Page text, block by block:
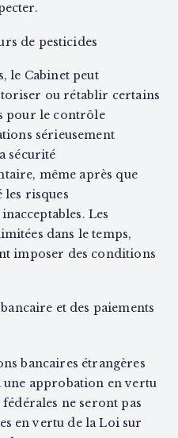
de pesticides
le Cabinet peut
ou rétablir certains
pour le contrôle
sérieusement
sécurité
même après que
les risques
Les
dans le temps,
imposer des conditions
et des paiements
bancaires étrangères
une approbation en vertu
ne seront pas
en vertu de la Loi sur